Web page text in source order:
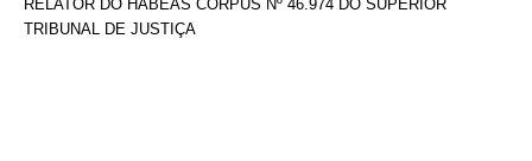
RELATOR DO HABEAS CORPUS Nº 46.974 DO SUPERIOR
TRIBUNAL DE JUSTIÇA